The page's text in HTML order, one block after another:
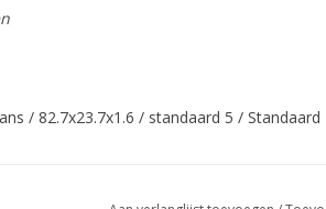
/ 82.7x23.7x1.6 / standaard 5 /